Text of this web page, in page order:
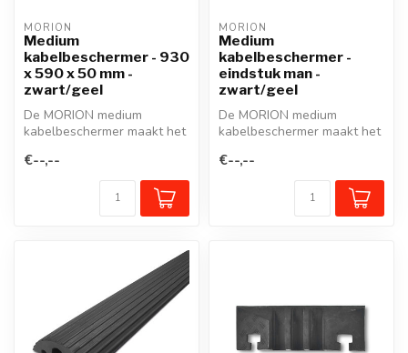
MORION
Medium
kabelbeschermer - 930
x 590 x 50 mm -
zwart/geel
De MORION medium
kabelbeschermer maakt het
kabels, kl...
€--,--
MORION
Medium
kabelbeschermer -
eindstuk man -
zwart/geel
De MORION medium
kabelbeschermer maakt het
kabels, kl...
€--,--